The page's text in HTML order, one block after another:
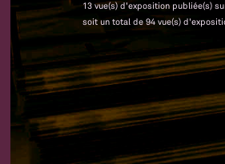
13 vue(s) d'exposition publiée(s)
soit un total de 94 vue(s)